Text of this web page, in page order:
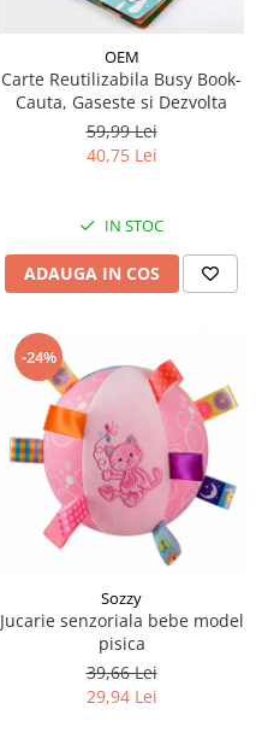
OEM
Carte Reutilizabila Busy Book-
Cauta, Gaseste si Dezvolta
59,99 Lei
40,75 Lei
IN STOC
ADAUGA IN COS
-24%
Sozzy
Jucarie senzoriala bebe model
pisica
39,66 Lei
29,94 Lei